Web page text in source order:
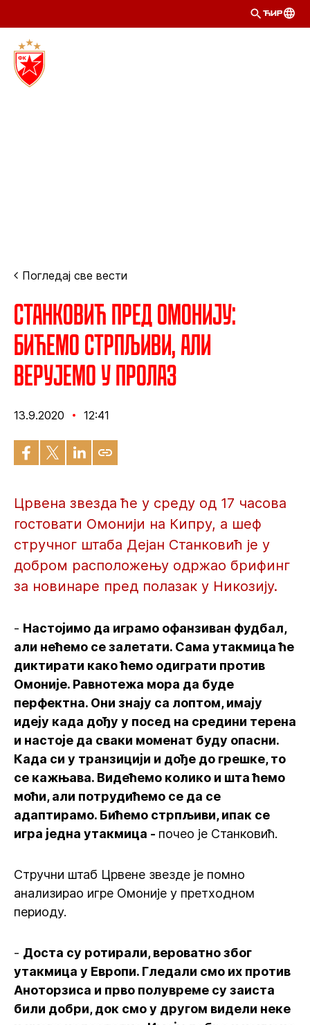
ЋИР
Погледај све вести
Станковић пред Омонију:
Бићемо стрпљиви, али
верујемо у пролаз
13.9.2020 12:41
Црвена звезда ће у среду од 17 часова
гостовати Омонији на Кипру, а шеф
стручног штаба Дејан Станковић је у
добром расположењу одржао брифинг
за новинаре пред полазак у Никозију.
- Настојимо да играмо офанзиван фудбал,
али нећемо се залетати. Сама утакмица ће
диктирати како ћемо одиграти против
Омоније. Равнотежа мора да буде
перфектна. Они знају са лоптом, имају
идеју када дођу у посед на средини терена
и настоје да сваки моменат буду опасни.
Када си у транзицији и дође до грешке, то
се кажњава. Видећемо колико и шта ћемо
моћи, али потрудићемо се да се
адаптирамо. Бићемо стрпљиви, ипак се
игра једна утакмица - почео је Станковић.
Стручни штаб Црвене звезде је помно
анализирао игре Омоније у претходном
периоду.
- Доста су ротирали, вероватно због
утакмица у Европи. Гледали смо их против
Аноторзиса и прво полувреме су заиста
били добри, док смо у другом видели неке